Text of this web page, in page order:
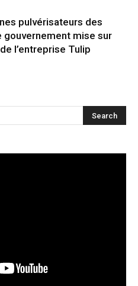
pulvérisateurs des
gouvernement mise sur
l’entreprise Tulip